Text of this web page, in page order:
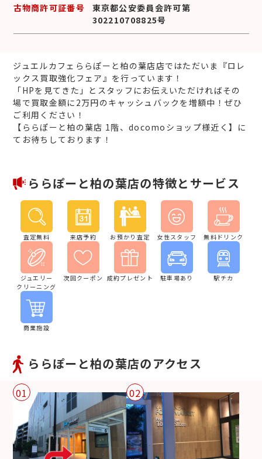
古物商許可証番号
東京都公安委員会許可第
302210708825号
ジュエルカフェららぽーと柏の葉店店ではただいま『ロレ
ックス買取強化フェア』を行っています！
「HPを見てきた」とスタッフにお伝えいただければその
場で買取金額に2万円のキャッシュバックを増額中！ぜひ
ご利用ください！
【ららぽーと柏の葉店 1階、docomoショップ様近く】に
てお待ちしております！
ららぽーと柏の葉店の特徴とサービス
査定無料 来店予約 お預かり査定 女性スタッフ 無料ドリンク
ジュエリー
クリーニング
次回クーポン 成約プレゼント 駐車場あり 駅チカ
商業施設
ららぽーと柏の葉店のアクセス
01 02